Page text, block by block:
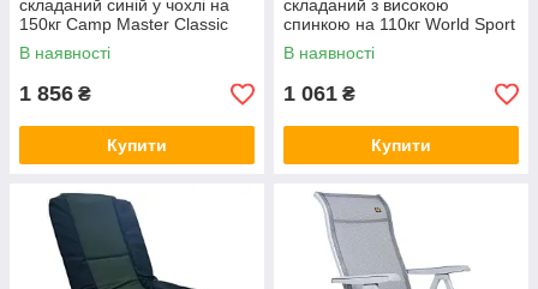
складаний синій у чохлі на
150кг Camp Master Classic
В наявності
1 856 ₴
Купити
складаний з високою
спинкою на 110кг World Sport
HX-85
В наявності
1 061 ₴
Купити